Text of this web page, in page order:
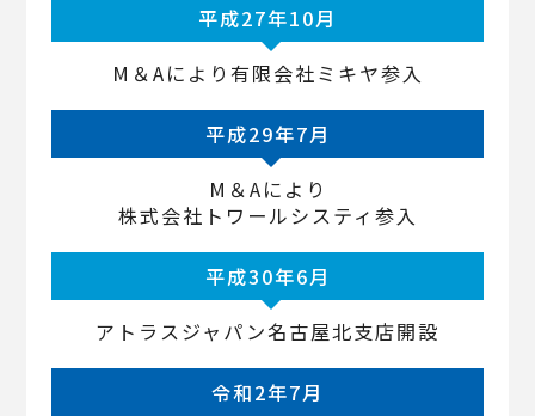
平成27年10月
M＆Aにより有限会社ミキヤ参入
平成29年7月
M＆Aにより
株式会社トワールシスティ参入
平成30年6月
アトラスジャパン名古屋北支店開設
令和2年7月